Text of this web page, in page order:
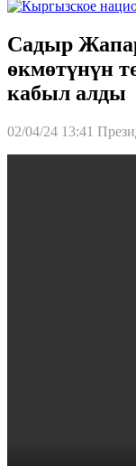
Садыр
ѳкмөтүнүн
кабыл алды
02/04/24 13:41